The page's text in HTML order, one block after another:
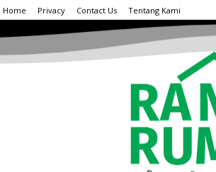
Home Privacy Contact Us Tentang Kami